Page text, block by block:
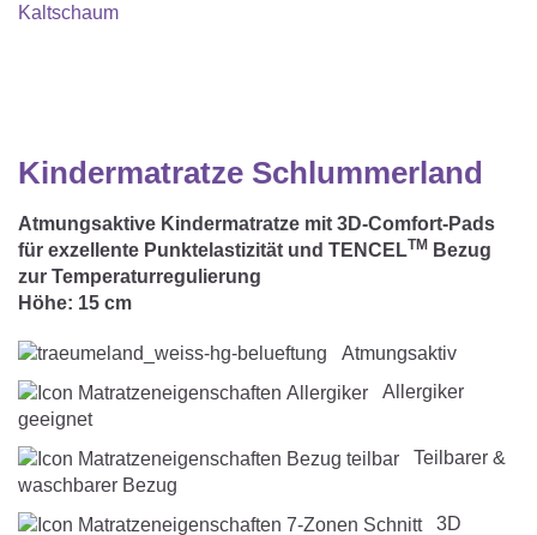
Matratzenschoner & -auflage
Innenschlafsack
STILLKISSEN & STILLTUCH
Bettwäsche
Spannbettlaken
Dreieckstuch & Schnuffeltuch
ENTWICKLUNGSFÖRDERUNG
Kuschelnest
Spezialkissen
Seitenlagerung
ZUBEHÖR
GESCHENKSETS & AKTIONEN
Kindermatratze Schlummerland
Atmungsaktive Kindermatratze mit 3D-Comfort-Pads
für exzellente Punktelastizität und TENCELTM Bezug
zur Temperaturregulierung
Höhe: 15 cm
Atmungsaktiv
geeignet
waschbarer Bezug